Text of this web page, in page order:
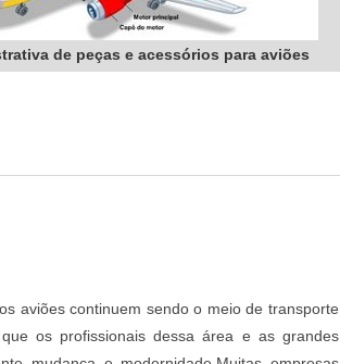
de peças e acessórios para aviões
aviões continuem sendo o meio de transporte
os profissionais dessa área e as grandes